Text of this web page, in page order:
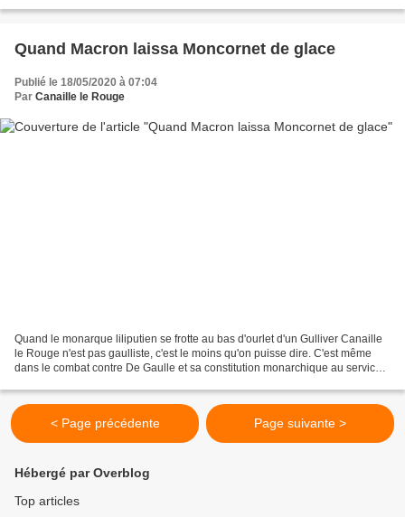
Quand Macron laissa Moncornet de glace
Publié le 18/05/2020 à 07:04
Par Canaille le Rouge
Quand le monarque liliputien se frotte au bas d'ourlet d'un Gulliver Canaille
le Rouge n'est pas gaulliste, c'est le moins qu'on puisse dire. C'est même
dans le combat contre De Gaulle et sa constitution monarchique au service
< Page précédente Page suivante >
Hébergé par Overblog
Top articles